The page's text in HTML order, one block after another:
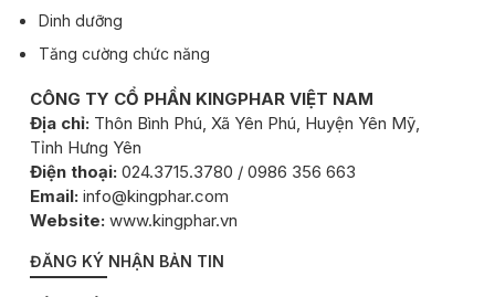
Dinh dưỡng
Tăng cường chức năng
CÔNG TY CỔ PHẦN KINGPHAR VIỆT NAM
Địa chỉ: Thôn Bình Phú, Xã Yên Phú, Huyện Yên Mỹ,
Tỉnh Hưng Yên
Điện thoại: 024.3715.3780 / 0986 356 663
Email: info@kingphar.com
Website: www.kingphar.vn
ĐĂNG KÝ NHẬN BẢN TIN